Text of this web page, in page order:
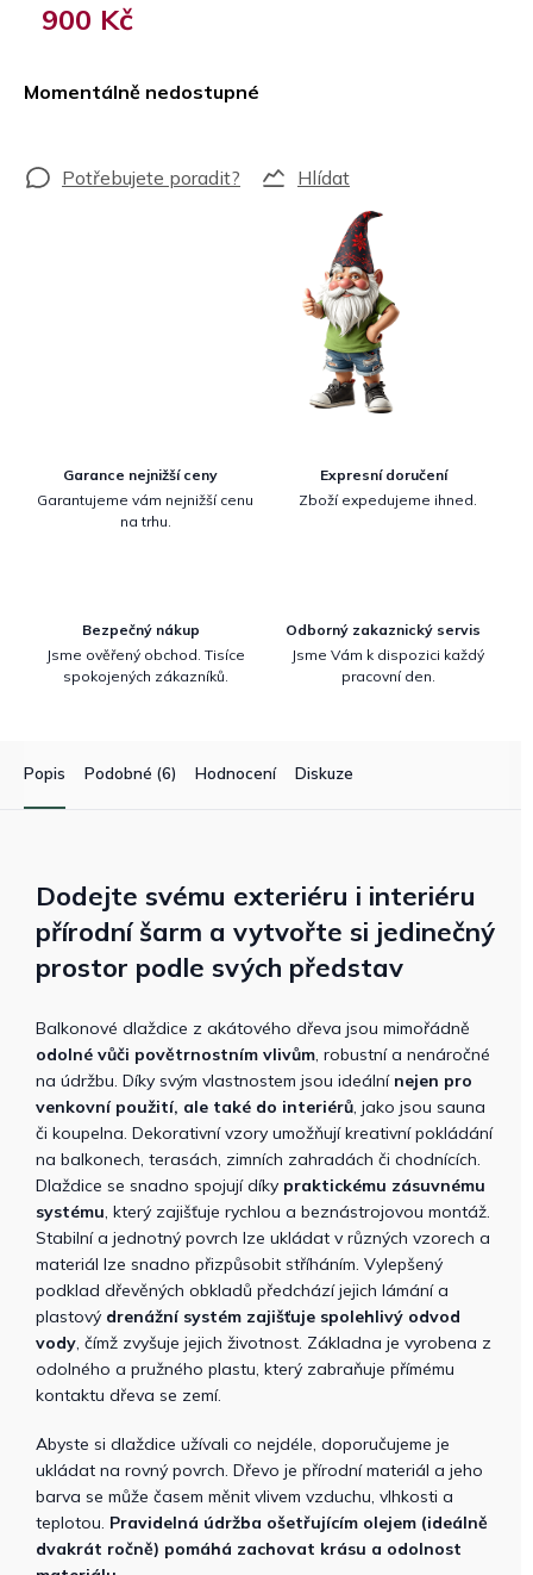
900 Kč
Momentálně nedostupné
Hlídat
Garance nejnižší ceny
Garantujeme vám nejnižší cenu
na trhu.
Expresní doručení
Zboží expedujeme ihned.
Bezpečný nákup
Jsme ověřený obchod. Tisíce
spokojených zákazníků.
Odborný zakaznický servis
Jsme Vám k dispozici každý
pracovní den.
Popis Podobné (6) Hodnocení Diskuze
Dodejte svému exteriéru i interiéru
přírodní šarm a vytvořte si jedinečný
prostor podle svých představ
Balkonové dlaždice z akátového dřeva jsou mimořádně
odolné vůči povětrnostním vlivům, robustní a nenáročné
na údržbu. Díky svým vlastnostem jsou ideální nejen pro
venkovní použití, ale také do interiérů, jako jsou sauna
či koupelna. Dekorativní vzory umožňují kreativní pokládání
na balkonech, terasách, zimních zahradách či chodnících.
Dlaždice se snadno spojují díky praktickému zásuvnému
systému, který zajišťuje rychlou a beznástrojovou montáž.
Stabilní a jednotný povrch lze ukládat v různých vzorech a
materiál lze snadno přizpůsobit stříháním. Vylepšený
podklad dřevěných obkladů předchází jejich lámání a
plastový drenážní systém zajišťuje spolehlivý odvod
vody, čímž zvyšuje jejich životnost. Základna je vyrobena z
odolného a pružného plastu, který zabraňuje přímému
kontaktu dřeva se zemí.
Abyste si dlaždice užívali co nejdéle, doporučujeme je
ukládat na rovný povrch. Dřevo je přírodní materiál a jeho
barva se může časem měnit vlivem vzduchu, vlhkosti a
teplotou. Pravidelná údržba ošetřujícím olejem (ideálně
dvakrát ročně) pomáhá zachovat krásu a odolnost